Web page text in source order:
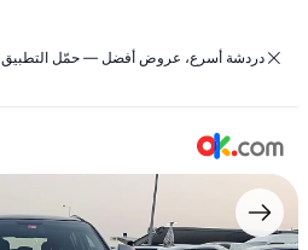
‏دردشة أسرع، عروض أفضل — حمّل التطبيق
14,999
درهم
للبيع
كيا